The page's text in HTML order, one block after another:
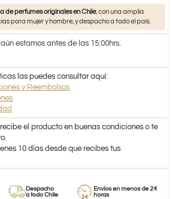
de perfumes originales en Chile, con una amplia
para mujer y hombre, y despacho a todo el país.
aún estamos antes de las 15:00hrs.
las puedes consultar aquí:
y Reembolsos
recibe el producto en buenas condiciones o te
10 días desde que recibes tus
Despacho
a todo Chile
Envíos en menos de 24
horas